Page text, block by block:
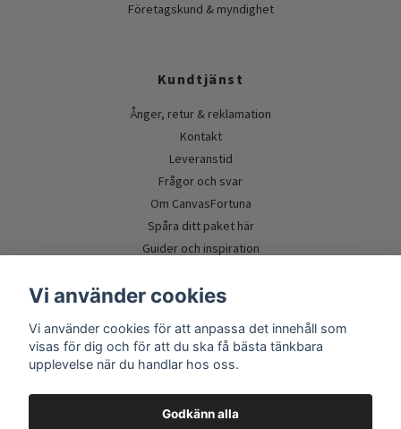
Företagskund & myndighet
Kundtjänst
Ånger, retur & reklamation
Kontakt
Leveranstid
Frågor och svar
Om CanvasFortuna
Spåra ditt paket här
Guider och inspiration
Vi använder cookies
Vi använder cookies för att anpassa det innehåll som
visas för dig och för att du ska få bästa tänkbara
upplevelse när du handlar hos oss.
Godkänn alla